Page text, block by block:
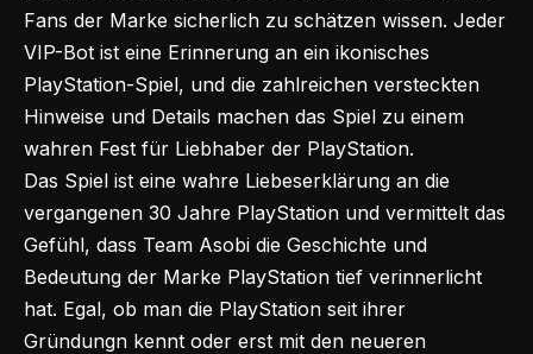
Fans der Marke sicherlich zu schätzen wissen. Jeder
VIP-Bot ist eine Erinnerung an ein ikonisches
PlayStation-Spiel, und die zahlreichen versteckten
Hinweise und Details machen das Spiel zu einem
wahren Fest für Liebhaber der PlayStation.
Das Spiel ist eine wahre Liebeserklärung an die
vergangenen 30 Jahre PlayStation und vermittelt das
Gefühl, dass Team Asobi die Geschichte und
Bedeutung der Marke PlayStation tief verinnerlicht
hat. Egal, ob man die PlayStation seit ihrer
Gründungn kennt oder erst mit den neueren